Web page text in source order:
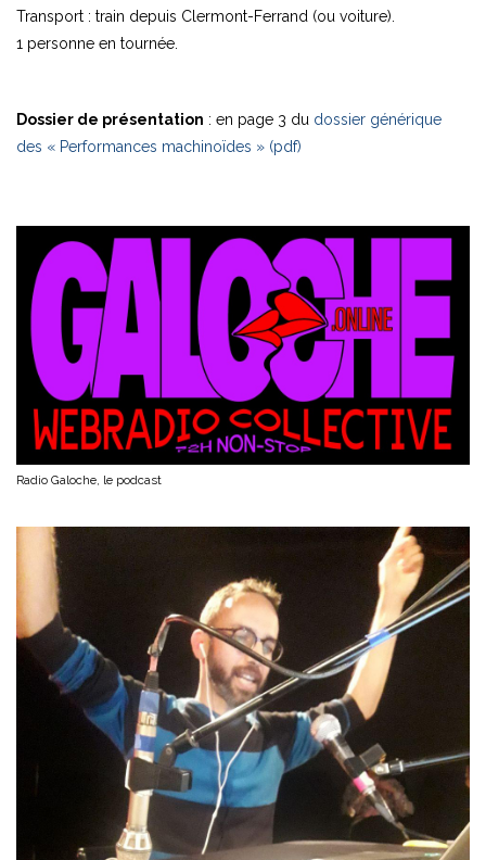
Transport : train depuis Clermont-Ferrand (ou voiture).
1 personne en tournée.
Dossier de présentation : en page 3 du dossier générique
des « Performances machinoïdes » (pdf)
Radio Galoche, le podcast